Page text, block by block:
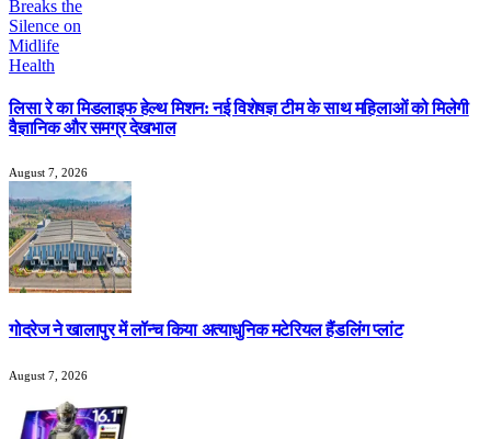
लिसा रे का मिडलाइफ हेल्थ मिशन: नई विशेषज्ञ टीम के साथ महिलाओं को मिलेगी
वैज्ञानिक और समग्र देखभाल
August 7, 2026
गोदरेज ने खालापुर में लॉन्च किया अत्याधुनिक मटेरियल हैंडलिंग प्लांट
August 7, 2026